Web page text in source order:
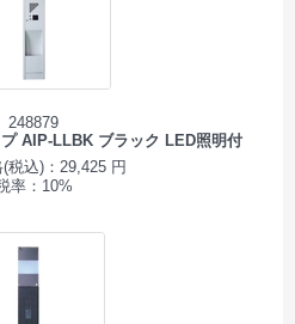
248879
AIP-LLBK ブラック LED照明付
税込)：29,425 円
率：10%